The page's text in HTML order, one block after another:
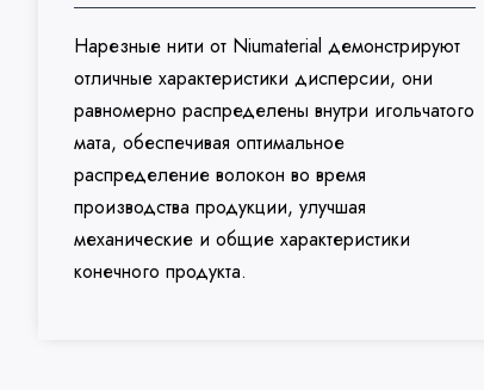
Нарезные нити от Niumaterial демонстрируют
отличные характеристики дисперсии, они
равномерно распределены внутри игольчатого
мата, обеспечивая оптимальное
распределение волокон во время
производства продукции, улучшая
механические и общие характеристики
конечного продукта.